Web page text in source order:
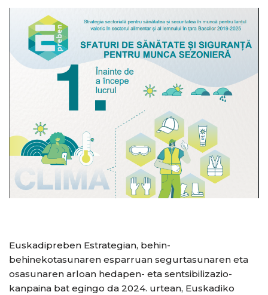
Euskadipreben Estrategian, behin-
behinekotasunaren esparruan segurtasunaren eta
osasunaren arloan hedapen- eta sentsibilizazio-
kanpaina bat egingo da 2024. urtean, Euskadiko